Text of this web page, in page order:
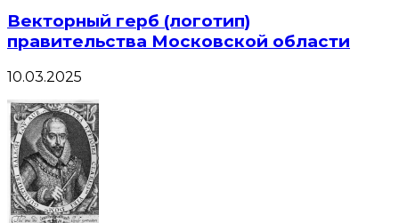
Векторный герб (логотип)
правительства Московской области
10.03.2025